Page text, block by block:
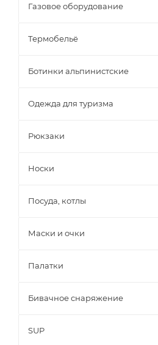
Газовое оборудование
Термобельё
Ботинки альпинистские
Одежда для туризма
Рюкзаки
Носки
Посуда, котлы
Маски и очки
Палатки
Бивачное снаряжение
SUP